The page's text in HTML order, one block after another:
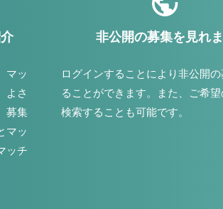
マッ
よさ
募集
マッ
ッチ
非公開の募集を見れ
ログインすることにより非公開
ることができます。また、ご希
検索することも可能です。